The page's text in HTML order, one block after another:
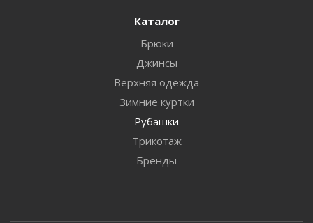
Каталог
Брюки
Джинсы
Верхняя одежда
Зимние куртки
Рубашки
Трикотаж
Бренды